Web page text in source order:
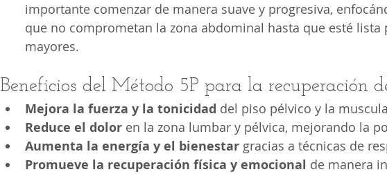
importante comenzar de manera suave y progresiva,
que no comprometan la zona abdominal hasta que esté lista
mayores.
Beneficios del Método 5P para la recuperación
Mejora la fuerza y la tonicidad del piso pélvico y la
Reduce el dolor en la zona lumbar y pélvica, mejorando la
Aumenta la energía y el bienestar gracias a técnicas de
Promueve la recuperación física y emocional de manera